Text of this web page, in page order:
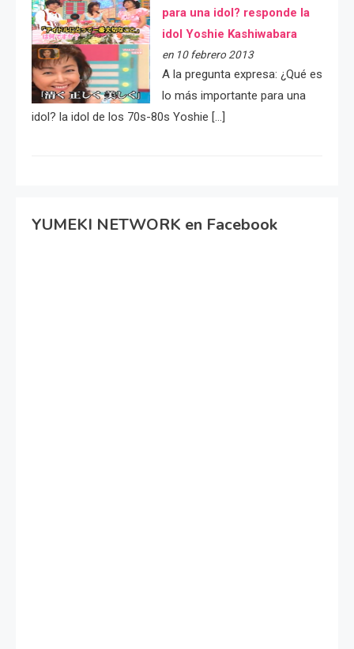
para una idol? responde la
idol Yoshie Kashiwabara
en 10 febrero 2013
A la pregunta expresa: ¿Qué es
lo más importante para una
idol? la idol de los 70s-80s Yoshie […]
YUMEKI NETWORK en Facebook